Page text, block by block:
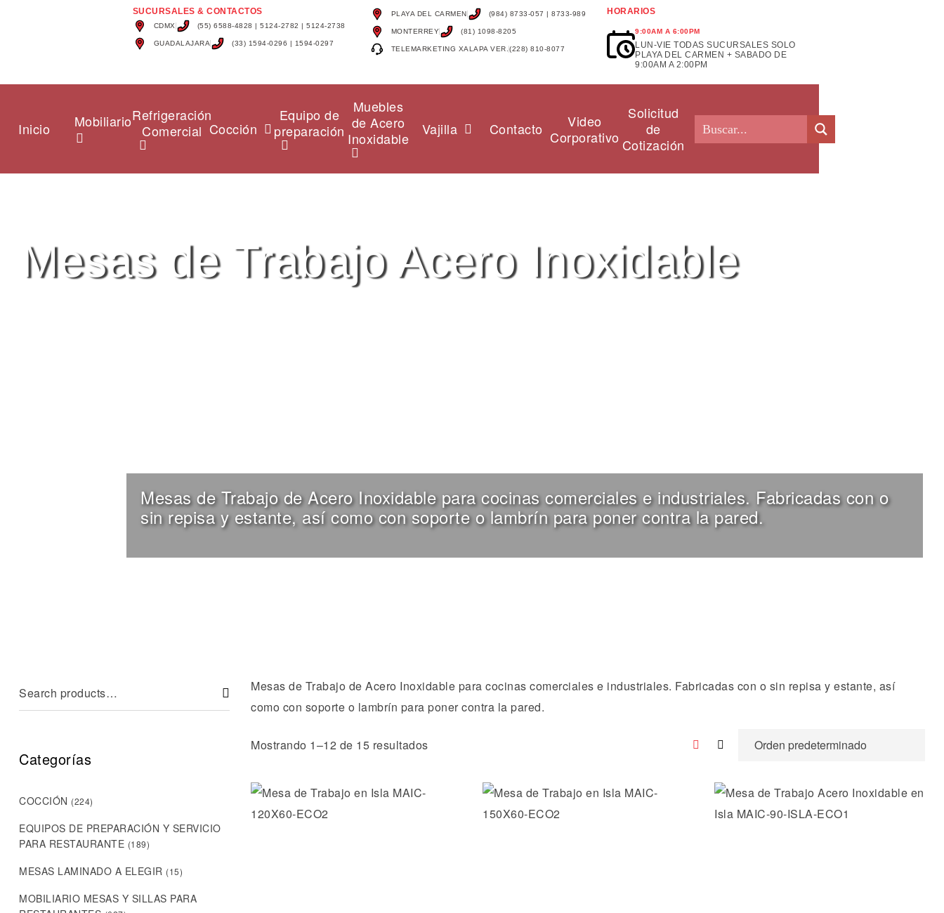
SUCURSALES & CONTACTOS
CDMX (55) 6588-4828 | 5124-2782 | 5124-2738
GUADALAJARA (33) 1594-0296 | 1594-0297
PLAYA DEL CARMEN (984) 8733-057 | 8733-989
MONTERREY (81) 1098-8205
TELEMARKETING XALAPA VER. (228) 810-8077
HORARIOS
9:00AM A 6:00PM
LUN-VIE TODAS SUCURSALES SOLO
PLAYA DEL CARMEN + SABADO DE
9:00AM A 2:00PM
Inicio MobiliarioRefrigeración
Comercial Cocción
Equipo de
preparación
Muebles
de Acero
Inoxidable
Vajilla Contacto
Video
Corporativo
Solicitud
de
Cotización
Mesas de Trabajo Acero Inoxidable
Mesas de Trabajo de Acero Inoxidable para cocinas comerciales e industriales. Fabricadas con o
sin repisa y estante, así como con soporte o lambrín para poner contra la pared.
Mesas de Trabajo de Acero Inoxidable para cocinas comerciales e industriales. Fabricadas con o sin repisa y estante, así
como con soporte o lambrín para poner contra la pared.
Mostrando 1–12 de 15 resultados
Añadir a la lista de deseos Añadir a la lista de deseos
Categorías
COCCIÓN (224)
EQUIPOS DE PREPARACIÓN Y SERVICIO
PARA RESTAURANTE (189)
MESAS LAMINADO A ELEGIR (15)
MOBILIARIO MESAS Y SILLAS PARA